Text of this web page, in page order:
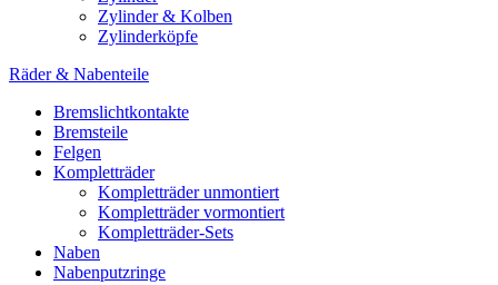
Zylinder & Kolben
Zylinderköpfe
Räder & Nabenteile
Bremslichtkontakte
Bremsteile
Felgen
Kompletträder
Kompletträder unmontiert
Kompletträder vormontiert
Kompletträder-Sets
Naben
Nabenputzringe